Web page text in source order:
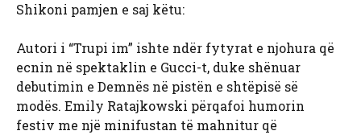
Shikoni pamjen e saj këtu:
Autori i “Trupi im” ishte ndër fytyrat e njohura që
ecnin në spektaklin e Gucci-t, duke shënuar
debutimin e Demnës në pistën e shtëpisë së
modës. Emily Ratajkowski përqafoi humorin
festiv me një minifustan të mahnitur që